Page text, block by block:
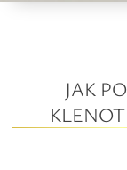
JAK